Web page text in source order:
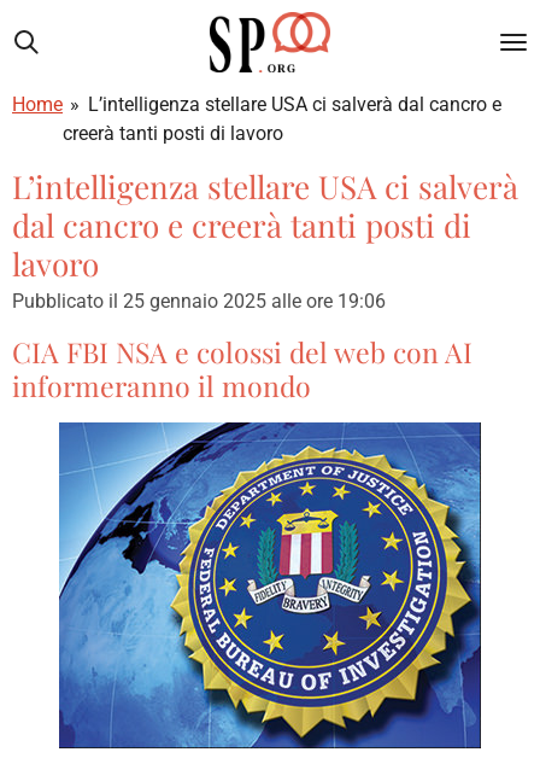
al
principale
Home » L’intelligenza stellare USA ci salverà dal cancro e
creerà tanti posti di lavoro
L’intelligenza stellare USA ci salverà
dal cancro e creerà tanti posti di
lavoro
Pubblicato il 25 gennaio 2025 alle ore 19:06
CIA FBI NSA e colossi del web con AI
informeranno il mondo